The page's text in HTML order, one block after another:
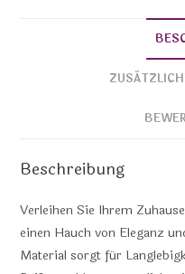
Beschreibung
Verleihen Sie Ihrem
einen Hauch von Eleganz
Material sorgt für